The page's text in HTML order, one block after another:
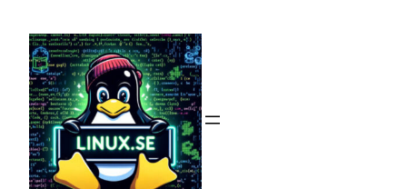
innehåll